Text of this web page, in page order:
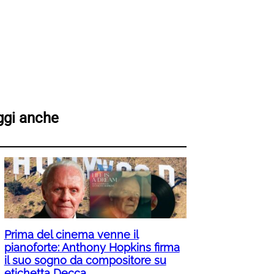
anche
Prima del cinema venne il
pianoforte: Anthony Hopkins firma
il suo sogno da compositore su